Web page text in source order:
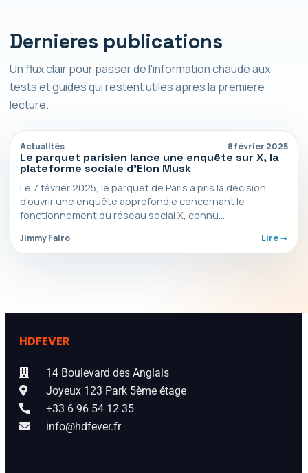
Dernieres publications
Un flux clair pour passer de l'information chaude aux
tests et guides qui restent utiles apres la premiere
lecture.
Actualités 8 février 2025
Le parquet parisien lance une enquête sur X, la
plateforme sociale d’Elon Musk
Le 7 février 2025, le parquet de Paris a pris la décision
d’ouvrir une enquête approfondie concernant le
fonctionnement du réseau social X, connu…
Jimmy Falro Lire ->
HDFEVER
14 Boulevard des Anglais
Joyeux 123 Park 5ème étage
+33 6 96 54 12 35
info@hdfever.fr